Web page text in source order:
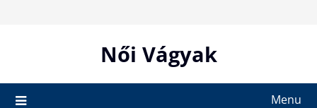
Női Vágyak
Menu